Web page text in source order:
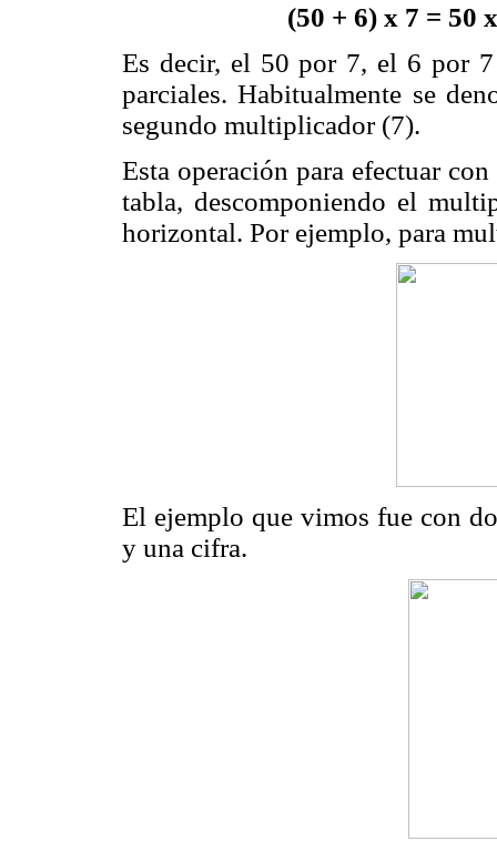
(50 + 6) x 7 = 50
Es decir, el 50 por 7, el 6 por
parciales. Habitualmente se
segundo multiplicador (7).
Esta operación para efectuar
tabla, descomponiendo el
horizontal. Por ejemplo, para
El ejemplo que vimos fue con
y una cifra.